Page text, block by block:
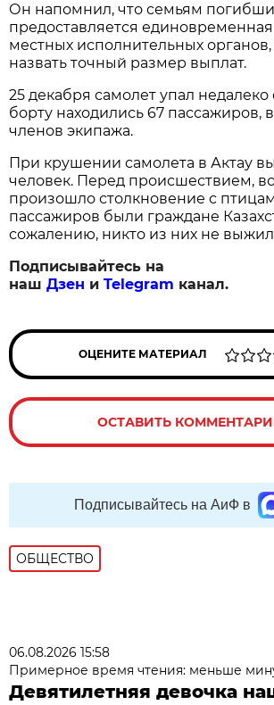
Он напомнил, что семьям
предоставляется
местных исполнительных
назвать точный размер выплат.
25 декабря самолет упал недалеко
борту находились 67 пассажиров,
членов экипажа.
При крушении самолета в Актау
человек. Перед происшествием,
произошло столкновение с
пассажиров были граждане
сожалению, никто из них не
Подписывайтесь на
нашДзен иTelegram канал.
ОЦЕНИТЕ МАТЕРИАЛ
ОСТАВИТЬ
Подписывайтесь на АиФ в
ОБЩЕСТВО
06.08.2026 15:58
Примерное время чтения: меньше
Девятилетняя девочка